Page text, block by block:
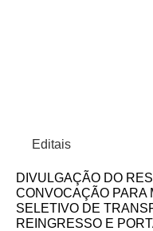
Editais
DIVULGAÇÃO DO
CONVOCAÇÃO PARA
SELETIVO DE
REINGRESSO E